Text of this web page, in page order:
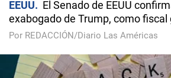
EEUU
El Senado de EEUU
exabogado de Trump, como fiscal
Por REDACCIÓN/Diario Las Américas